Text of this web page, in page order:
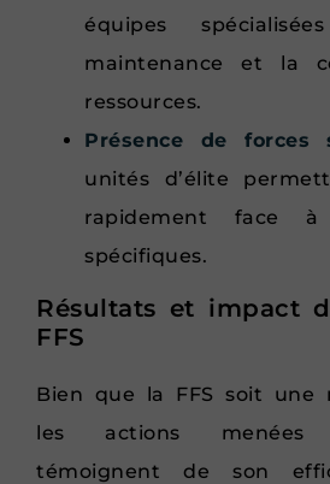
équipes
maintenance et la
ressources.
Présence de forces
unités d’élite
rapidement face à
spécifiques.
Résultats et impact
FFS
Bien que la FFS soit une
les actions menées
témoignent de son